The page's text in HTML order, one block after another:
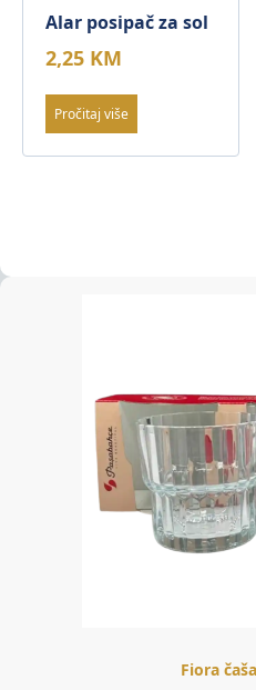
Alar posipač za sol
2,25 KM
Pročitaj više
Fiora